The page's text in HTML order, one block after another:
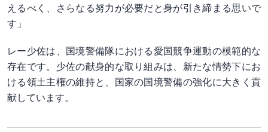
えるべく、さらなる努力が必要だと身が引き締まる思いで
す」
レー少佐は、国境警備隊における愛国競争運動の模範的な
存在です。少佐の献身的な取り組みは、新たな情勢下にお
ける領土主権の維持と、国家の国境警備の強化に大きく貢
献しています。